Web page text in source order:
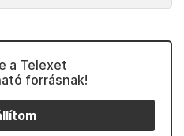
a Telexet
forrásnak!